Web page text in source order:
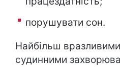
порушувати сон.
Найбільш
судинними